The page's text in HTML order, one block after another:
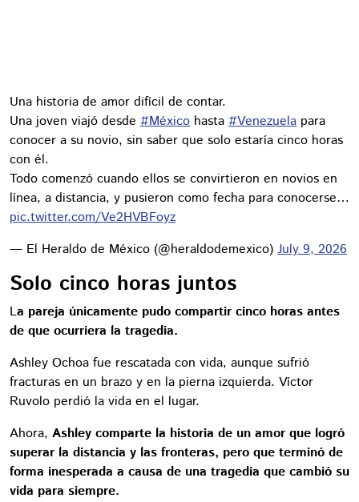
Una historia de amor difícil de contar.
Una joven viajó desde #México hasta #Venezuela para
conocer a su novio, sin saber que solo estaría cinco horas
con él.
Todo comenzó cuando ellos se convirtieron en novios en
línea, a distancia, y pusieron como fecha para conocerse…
pic.twitter.com/Ve2HVBFoyz
— El Heraldo de México (@heraldodemexico) July 9, 2026
Solo cinco horas juntos
La pareja únicamente pudo compartir cinco horas antes
de que ocurriera la tragedia.
Ashley Ochoa fue rescatada con vida, aunque sufrió
fracturas en un brazo y en la pierna izquierda. Víctor
Ruvolo perdió la vida en el lugar.
Ahora, Ashley comparte la historia de un amor que logró
superar la distancia y las fronteras, pero que terminó de
forma inesperada a causa de una tragedia que cambió su
vida para siempre.